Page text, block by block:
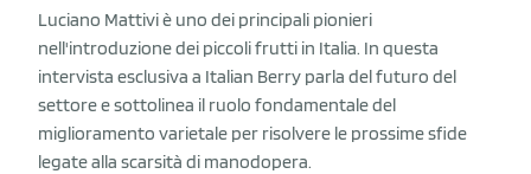
Luciano Mattivi è uno dei principali pionieri
nell'introduzione dei piccoli frutti in Italia. In questa
intervista esclusiva a Italian Berry parla del futuro del
settore e sottolinea il ruolo fondamentale del
miglioramento varietale per risolvere le prossime sfide
legate alla scarsità di manodopera.